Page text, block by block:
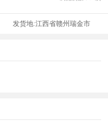
发货地:江西省赣州瑞金市